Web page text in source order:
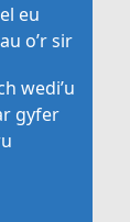
eu
o’r sir
wedi’u
gyfer